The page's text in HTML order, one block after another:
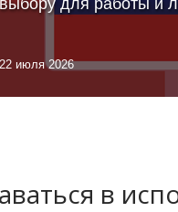
22 июля 2026
в